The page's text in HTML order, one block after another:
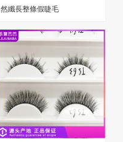
然纖長整條假睫毛